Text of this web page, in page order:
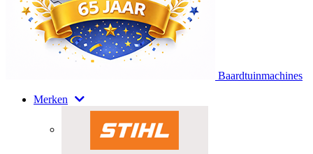
Baardtuinmachines
Merken